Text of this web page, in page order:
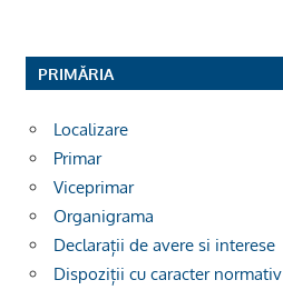
PRIMĂRIA
Localizare
Primar
Viceprimar
Organigrama
Declarații de avere si interese
Dispoziții cu caracter normativ